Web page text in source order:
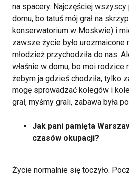
na spacery. Najczęściej
domu, bo tatuś mój grał na
konserwatorium w Moskwie) i
zawsze życie było urozmaicone
młodzież przychodziła do nas.
właśnie w domu, bo moi rodzice
żebym ja gdzieś chodziła, tylko
mogę sprowadzać kolegów i
grał, myśmy grali, zabawa była
Jak pani pamięta
czasów okupacji?
Życie normalnie się toczyło.